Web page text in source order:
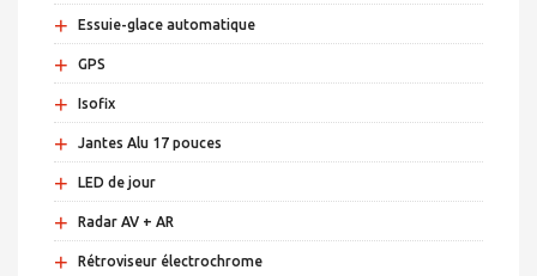
+ Essuie-glace automatique
+ GPS
+ Isofix
+ Jantes Alu 17 pouces
+ LED de jour
+ Radar AV + AR
+ Rétroviseur électrochrome